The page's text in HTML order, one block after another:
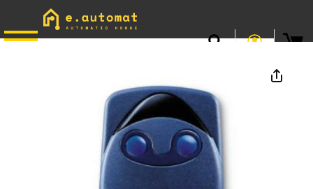
📞0746.301.381· L–V 9–17 · Livrare gratuită peste 500 lei